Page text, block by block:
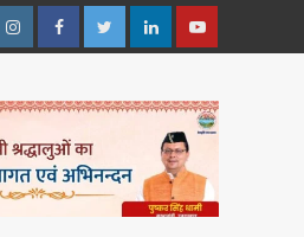
InstagramFacebookTwitterLinkedinYoutube